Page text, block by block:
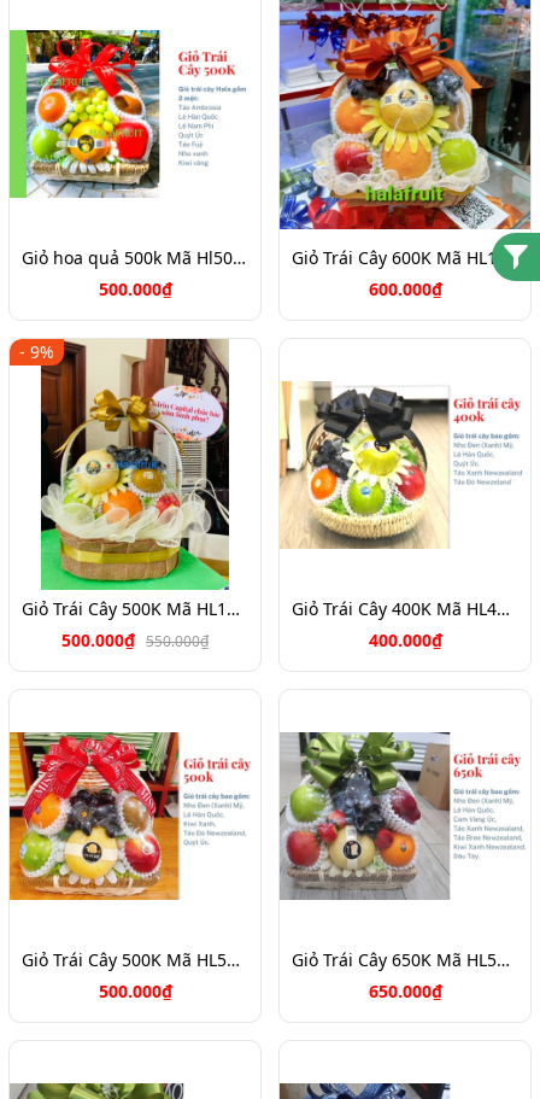
Giỏ hoa quả 500k Mã Hl5050
500.000₫
Giỏ Trái Cây 600K Mã HL1062
600.000₫
- 9%
Giỏ Trái Cây 500K Mã HL1029
500.000₫ 550.000₫
Giỏ Trái Cây 400K Mã HL4116
400.000₫
Giỏ Trái Cây 500K Mã HL5092
500.000₫
Giỏ Trái Cây 650K Mã HL5090
650.000₫